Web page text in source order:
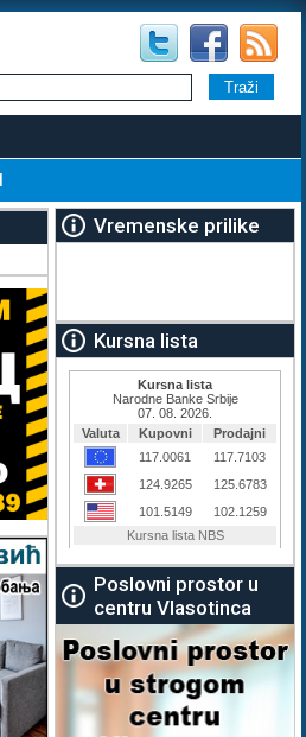
Vremenske prilike
Kursna lista
Poslovni prostor u
centru Vlasotinca